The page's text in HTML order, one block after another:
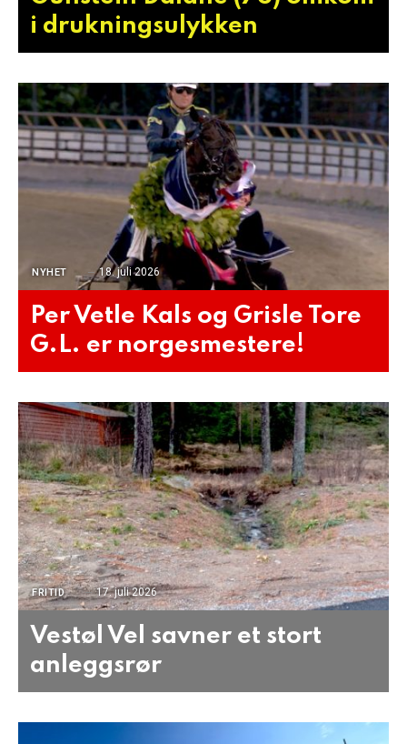
i drukningsulykken
NYHET 18. juli 2026
Per Vetle Kals og Grisle Tore
G.L. er norgesmestere!
FRITID 17. juli 2026
Vestøl Vel savner et stort
anleggsrør